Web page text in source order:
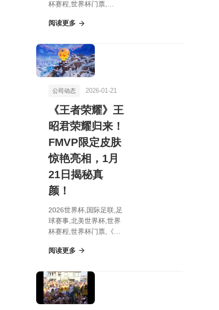
杯赛程,世界杯门票,
霸》—— 《逍遥情缘》
热血对决！》
阅读更多
公司动态 2026-01-21
《王者荣耀》王
昭君荣耀归来！
FMVP限定皮肤
惊艳亮相，1月
21日揭秘真
颜！
2026世界杯,国际足联,足
球赛事,北美世界杯,世界
杯赛程,世界杯门票,《王
来！FMVP限定皮肤惊艳
颜！
阅读更多